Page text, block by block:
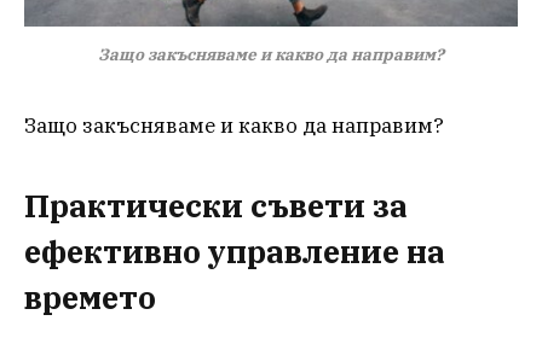
Защо закъсняваме и какво да направим?
Защо закъсняваме и какво да направим?
Практически съвети за
ефективно управление на
времето